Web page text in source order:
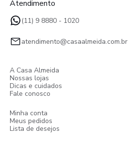
Atendimento
(11) 9 8880 - 1020
atendimento@casaalmeida.com.br
A Casa Almeida
Nossas lojas
Dicas e cuidados
Fale conosco
Minha conta
Meus pedidos
Lista de desejos